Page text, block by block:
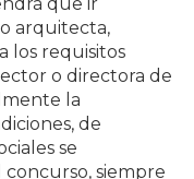
que ir
arquitecta,
los requisitos
o directora de
la
de
se
siempre